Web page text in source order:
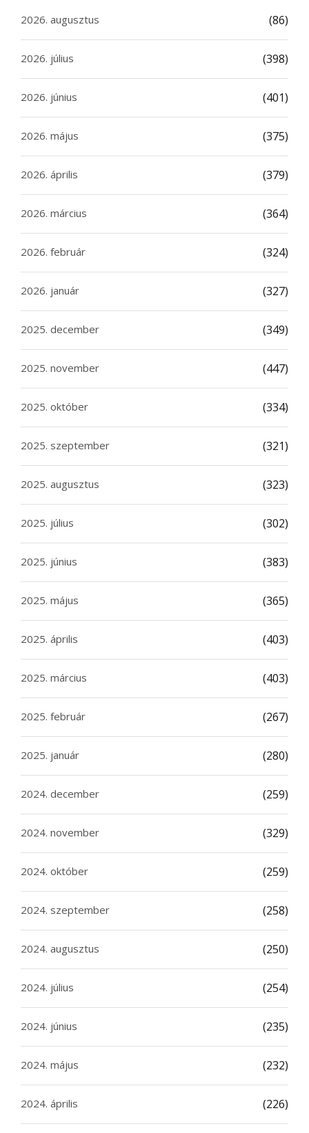
2026. augusztus (86)
2026. július (398)
2026. június (401)
2026. május (375)
2026. április (379)
2026. március (364)
2026. február (324)
2026. január (327)
2025. december (349)
2025. november (447)
2025. október (334)
2025. szeptember (321)
2025. augusztus (323)
2025. július (302)
2025. június (383)
2025. május (365)
2025. április (403)
2025. március (403)
2025. február (267)
2025. január (280)
2024. december (259)
2024. november (329)
2024. október (259)
2024. szeptember (258)
2024. augusztus (250)
2024. július (254)
2024. június (235)
2024. május (232)
2024. április (226)